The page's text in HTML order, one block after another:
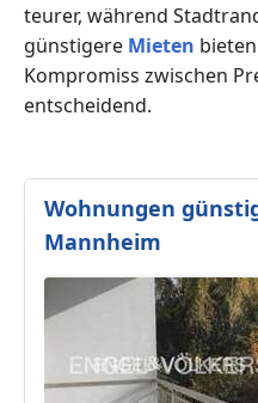
teurer, während
günstigere Mieten
Kompromiss zwischen
entscheidend.
Wohnungen
Mannheim